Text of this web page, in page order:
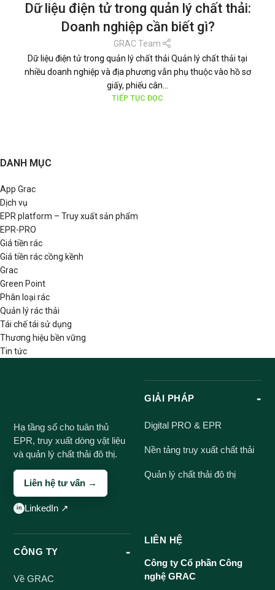
PHÂN LOẠI RÁC,QUẢN LÝ RÁC THẢI,TÁI CHẾ TÁI SỬ DỤNG,THƯƠNG HIỆU
BỀN VỮNG
TIN TỨC
Dữ liệu điện tử trong quản lý chất thải:
Doanh nghiệp cần biết gì?
GRAC Team
Dữ liệu điện tử trong quản lý chất thải Quản lý chất thải tại
nhiều doanh nghiệp và địa phương vẫn phụ thuộc vào hồ sơ
giấy, phiếu cân...
TIẾP TỤC ĐỌC
DANH MỤC
App Grac
Dịch vụ
EPR platform – Truy xuất sản phẩm
EPR-PRO
Giá tiền rác
Giá tiền rác cồng kềnh
Grac
Green Point
Phân loại rác
Quản lý rác thải
Tái chế tái sử dụng
Thương hiệu bền vững
Tin tức
Hạ tầng số cho tuân thủ
EPR, truy xuất dòng vật liệu
và quản lý chất thải đô thị.
Liên hệ tư vấn →
LinkedIn ↗
GIẢI PHÁP
Digital PRO & EPR
Nền tảng truy xuất chất thải
Quản lý chất thải đô thị
CÔNG TY
Về GRAC
LIÊN HỆ
Công ty Cổ phần Công
nghệ GRAC